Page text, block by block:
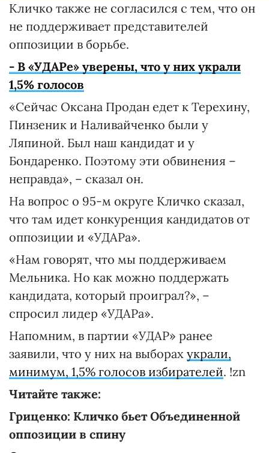
Кличко также не согласился с тем, что он
не поддерживает представителей
оппозиции в борьбе.
- В «УДАРе» уверены, что у них украли
1,5% голосов
«Сейчас Оксана Продан едет к Терехину,
Пинзеник и Наливайченко были у
Ляпиной. Был наш кандидат и у
Бондаренко. Поэтому эти обвинения –
неправда», – сказал он.
На вопрос о 95-м округе Кличко сказал,
что там идет конкуренция кандидатов от
оппозиции и «УДАРа».
«Нам говорят, что мы поддерживаем
Мельника. Но как можно поддержать
кандидата, который проиграл?», –
спросил лидер «УДАРа».
Напомним, в партии «УДАР» ранее
заявили, что у них на выборах украли,
минимум, 1,5% голосов избирателей. !zn
Читайте также:
Гриценко: Кличко бьет Объединенной
оппозиции в спину